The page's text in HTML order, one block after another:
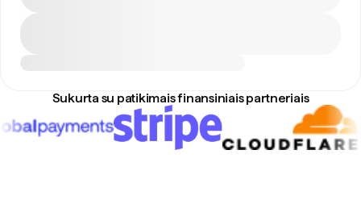
Sukurta su patikimais finansiniais partneriais